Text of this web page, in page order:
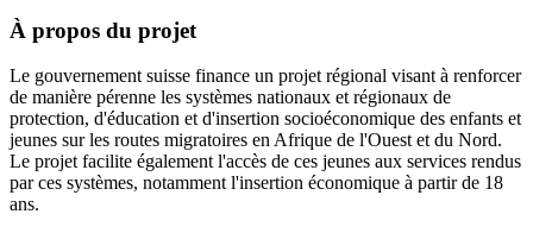
À propos du projet
Le gouvernement suisse finance un projet régional visant à renforcer
de manière pérenne les systèmes nationaux et régionaux de
protection, d'éducation et d'insertion socioéconomique des enfants et
jeunes sur les routes migratoires en Afrique de l'Ouest et du Nord.
Le projet facilite également l'accès de ces jeunes aux services rendus
par ces systèmes, notamment l'insertion économique à partir de 18
ans.